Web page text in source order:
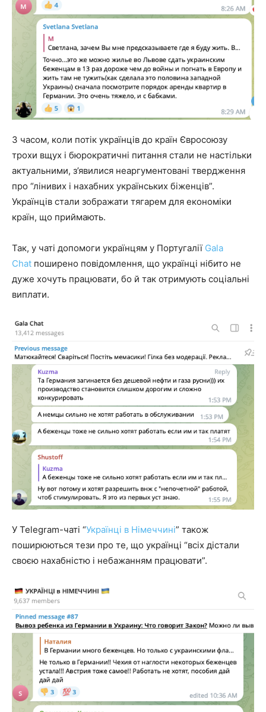
З часом, коли потік українців до країн Євросоюзу
трохи вщух і бюрократичні питання стали не настільки
актуальними, з’явилися неаргументовані твердження
про “лінивих і нахабних українських біженців”.
Українців стали зображати тягарем для економіки
країн, що приймають.
Так, у чаті допомоги українцям у Португалії Gala
Chat поширено повідомлення, що українці нібито не
дуже хочуть працювати, бо й так отримують соціальні
виплати.
У Telegram-чаті “Українці в Німеччині” також
поширюються тези про те, що українці “всіх дістали
своєю нахабністю і небажанням працювати”.